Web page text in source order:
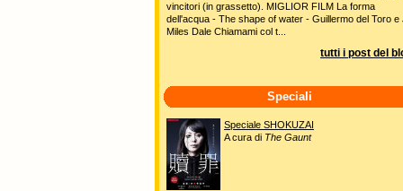
vincitori (in grassetto). MIGLIOR FILM La forma
dell'acqua - The shape of water - Guillermo del Toro e
Miles Dale Chiamami col t...
tutti i post del
Speciali
Speciale SHOKUZAI
A cura di The Gaunt